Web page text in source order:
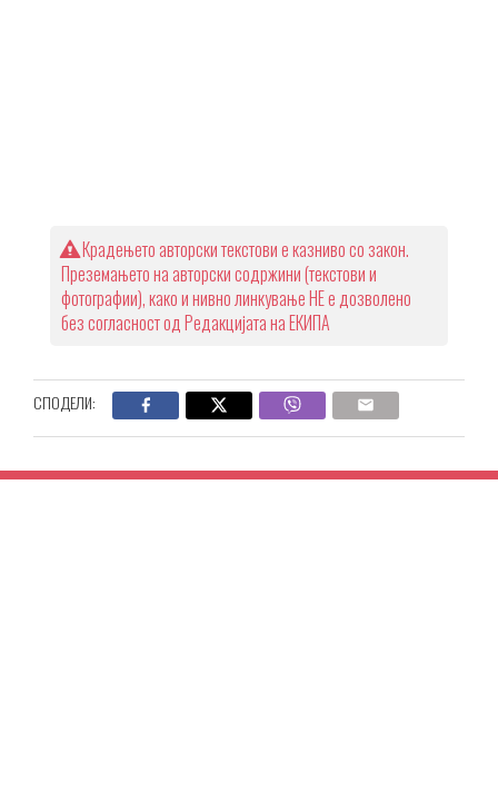
Крадењето авторски текстови е казниво со закон.
Преземањето на авторски содржини (текстови и
фотографии), како и нивно линкување НЕ е дозволено
без согласност од Редакцијата на ЕКИПА
СПОДЕЛИ: